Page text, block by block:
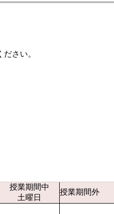
さい。
授業期間中
土曜日
授業期間外